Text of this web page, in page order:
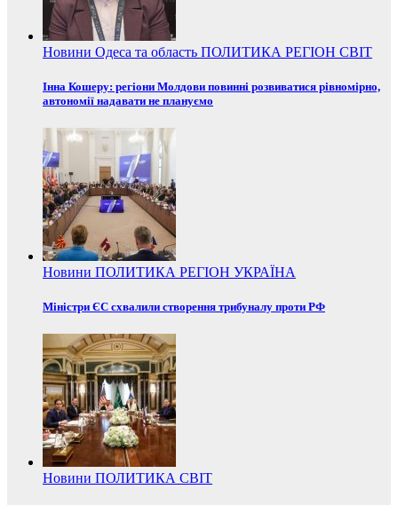
Новини Одеса та область ПОЛИТИКА РЕГІОН СВІТ
Інна Кошеру: регіони Молдови повинні розвиватися рівномірно,
автономії надавати не плануємо
Новини ПОЛИТИКА РЕГІОН УКРАЇНА
Міністри ЄС схвалили створення трибуналу проти РФ
Новини ПОЛИТИКА СВІТ